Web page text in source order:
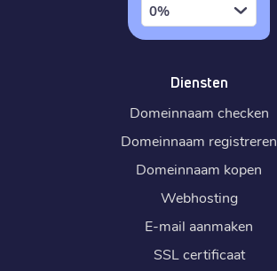
0%
Diensten
Domeinnaam checken
Domeinnaam registreren
Domeinnaam kopen
Webhosting
E-mail aanmaken
SSL certificaat